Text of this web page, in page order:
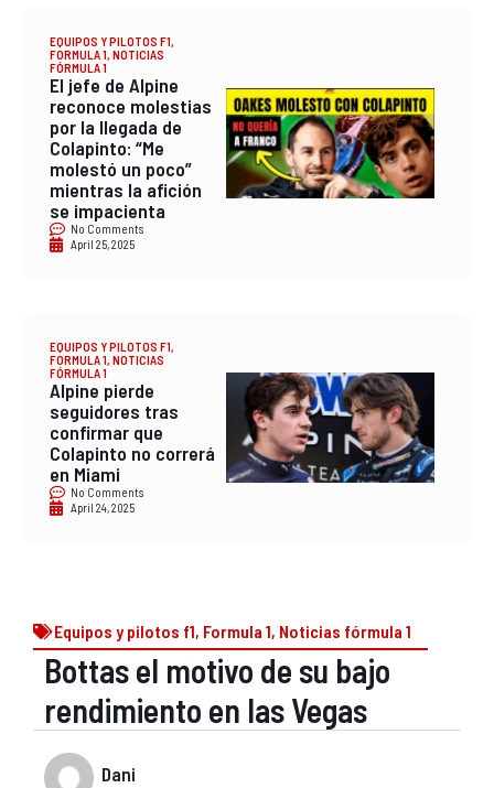
EQUIPOS Y PILOTOS F1,
FORMULA 1, NOTICIAS
FÓRMULA 1
El jefe de Alpine
reconoce molestias
por la llegada de
Colapinto: “Me
molestó un poco”
mientras la afición
se impacienta
No Comments
April 25, 2025
EQUIPOS Y PILOTOS F1,
FORMULA 1, NOTICIAS
FÓRMULA 1
Alpine pierde
seguidores tras
confirmar que
Colapinto no correrá
en Miami
No Comments
April 24, 2025
Equipos y pilotos f1, Formula 1, Noticias fórmula 1
Bottas el motivo de su bajo
rendimiento en las Vegas
Dani